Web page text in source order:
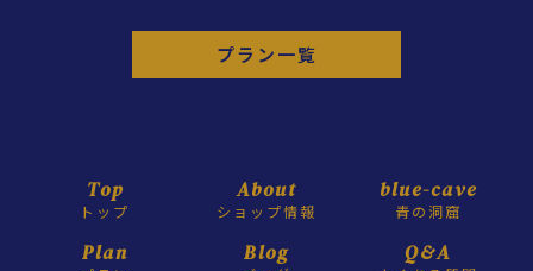
プラン一覧
Top
トップ
About
ショップ情報
blue-cave
青の洞窟
Plan Blog Q&A